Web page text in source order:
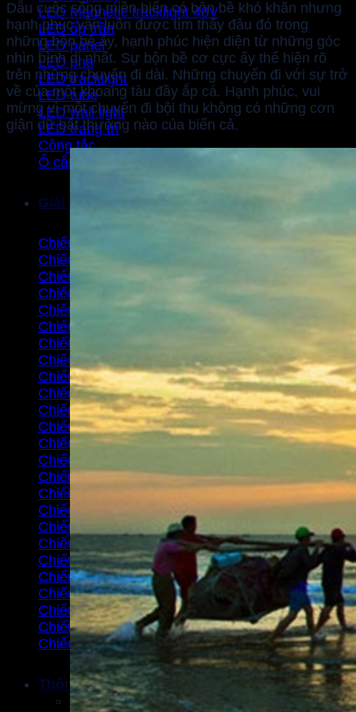
LED Magnetic tracklight 48V
LED ốp trần
LED panel
LED pha
LED tracklight
LED tube
LED wall light
LED trang trí
Công tắc
Ổ cắm
Giải pháp
Chiếu sáng bảng hiệu quảng cáo
Chiếu sáng cảnh quan landscape
Chiếu sáng cho bệnh viện
Chiếu sáng cho các farm stay & home stay
Chiếu sáng cho cầu cảng
Chiếu sáng cho khách sạn / resort
Chiếu sáng cho kho lạnh
Chiếu sáng cho sân bóng đá mini
Chiếu sáng nhà ở xã hội
Chiếu sáng cho sân tennis
Chiếu sáng cho siêu thị mini mart
Chiếu sáng cho tàu đánh cá
Chiếu sáng cho úm gà
Chiếu sáng cho villa / căn hộ
Chiếu sáng đường phố
Chiếu sáng facade mặt tiền
Chiếu sáng nhà hàng
Chiếu sáng phục vụ công trường thi công
Chiếu sáng quán cà phê
Chiếu sáng shop hoa, gallery tranh, bảo tàng
Chiếu sáng thanh long
Chiếu sáng trồng hoa
Chiếu sáng trung tâm thương mại
Chiếu sáng trường học
Chiếu sáng văn phòng
Thông tin
Tin công ty
Dẫu cuộc sống miền biển có bộn bề khó khăn nhưng
hạnh phúc vẫn luôn được tìm thấy đâu đó trong
những bộn bề ấy, hạnh phúc hiện diện từ những góc
nhìn bình dị nhất. Sự bộn bề cơ cực ấy thể hiện rõ
trên những chuyến đi dài. Những chuyến đi với sự trở
về của một khoang tàu đầy ắp cá. Hạnh phúc, vui
mừng vì một chuyến đi bội thu không có những cơn
giận dữ bất thường nào của biển cả.